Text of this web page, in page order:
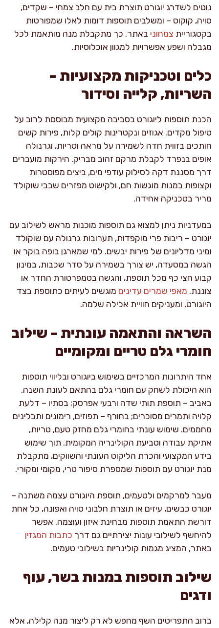
נוטים לשדרג יוגורט תוצרת בית עם חלב צמחי – שקדים,
סויה, קוקוס – ומשלבים תוספות דומות לאלו שמפורטות
בקטגוריית צמחוני באתר. כך מתקבלת מנה מותאמת לכל
מגבלה ושפע אפשרויות למגוון אוכלוסיות.
כלים וטכניקות מקצועיות –
השריות, קלייה וסידור
הכנת תוספות ליוגורט בסביבה מקצועית מבוססת לרוב על
טיפול מקדים. אגוזים ונקטרינות קולים קלות, פירות קשים
חותכים בזווית חדה לשמירה על מראה וטריות, וגרנולה
אופים בנפרד לקבלת מרקם זהוב מבריק. הירקות מועברים
דרך מסננת דקה לסילוק עודפי מים, ביצים מפוסטרות
וקצופות במנות מוגשות חם, ולקישוט מפזרים שבבי שוקולד
מריר בטכניקה אחידה.
במעדניות ניתן למצוא גם תוספות מוכנות מראש לשילוב עם
יוגורט – ריבות פרי מוקפדות, תערובות גרנולה עם שוקולד
ומיני מדליונים של פירות יבשים. למי שמארגן בופה בוקר או
הגשה במסעדה, יש צורך בשמירה על סדר שכבות, במינון
קבוע חצי כף מכל תוספת, והגשה בטמפרטורת החדר או
צוננת. מאפי שמרים עדינים מוגשים לעיתים כתוספת בצד
היוגורט, ומעניקים חוויית אכילה שלמה.
השראה והתאמה עונתית – שילוב
חומרי גלם טריים ומקומיים
אחד היתרונות המרכזיים בשימוש ביוגורט ובליווי תוספות
הוא היכולת לשחק עם חומרי גלם בהתאם לעונת השנה.
באביב – תוספת תותי שדה ורבעי אפרסק; בסתיו – דלעת
קלויה ותמרים מסוכרים; בחורף – תפוזים, רימונים ותבלינים
מחממים. שימוש עונתי בחומרי גלם מחזק טעם, טריות,
אתיקת עבודה וטביעת הקולינריה המקומית. תוך שימוש
בידע המקצועי והכרת הליקוט העונתי והשווקים, מתקבלת
מנת יוגורט עם תוספות שמספרת סיפור טרי, מקומי ומקורי.
מעבר למרקמים ולטעמים, תוספת היוגורט עצמה משתנה –
יוגורט כבשים, עיזים או תוצרת חלבוני סויה ואפונה, כל אחת
דורשת התאמת תוספות מבחינת איזון ועוצמה. אפשר
להיחשף לשילובי עונות יצירתיים גם דרך כתבות המגזין
באתר, המציג מגמות קולינריות בשילובי טעמים.
שילוב תוספות במנות בשר, עוף
ודגים
ברוב התפריטים השף מחפש לא רק ליצור מנה קלילה, אלא